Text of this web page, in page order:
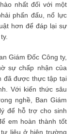
nhất đối với một
phấn đấu, nổ lực
hơn để đáp lại sự
Giám Đốc Công ty,
sự chấp nhận của
đã được thực tập tại
Với kiến thức sâu
nghề, Ban Giám
để hỗ trợ cho sinh
em hoàn thành tốt
liệu ở hiện trường